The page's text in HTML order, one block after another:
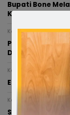
Bupati Bone
Korban
Kamis, 6 Agustus
Pasca Terlibat
Diperiksa
Kamis, 6 Agustus
Enam Ketua TP
Kamis, 6 Agustus
Semarak HUT